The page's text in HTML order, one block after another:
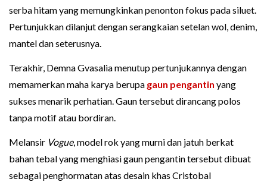
serba hitam yang memungkinkan penonton fokus pada siluet.
Pertunjukkan dilanjut dengan serangkaian setelan wol, denim,
mantel dan seterusnya.
Terakhir, Demna Gvasalia menutup pertunjukannya dengan
memamerkan maha karya berupa gaun pengantin yang
sukses menarik perhatian. Gaun tersebut dirancang polos
tanpa motif atau bordiran.
Melansir Vogue, model rok yang murni dan jatuh berkat
bahan tebal yang menghiasi gaun pengantin tersebut dibuat
sebagai penghormatan atas desain khas Cristobal